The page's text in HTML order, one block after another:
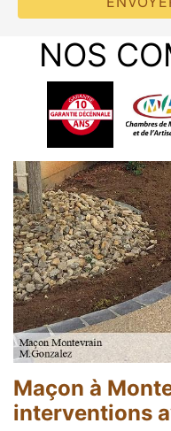
NOS
Maçon à
interventions